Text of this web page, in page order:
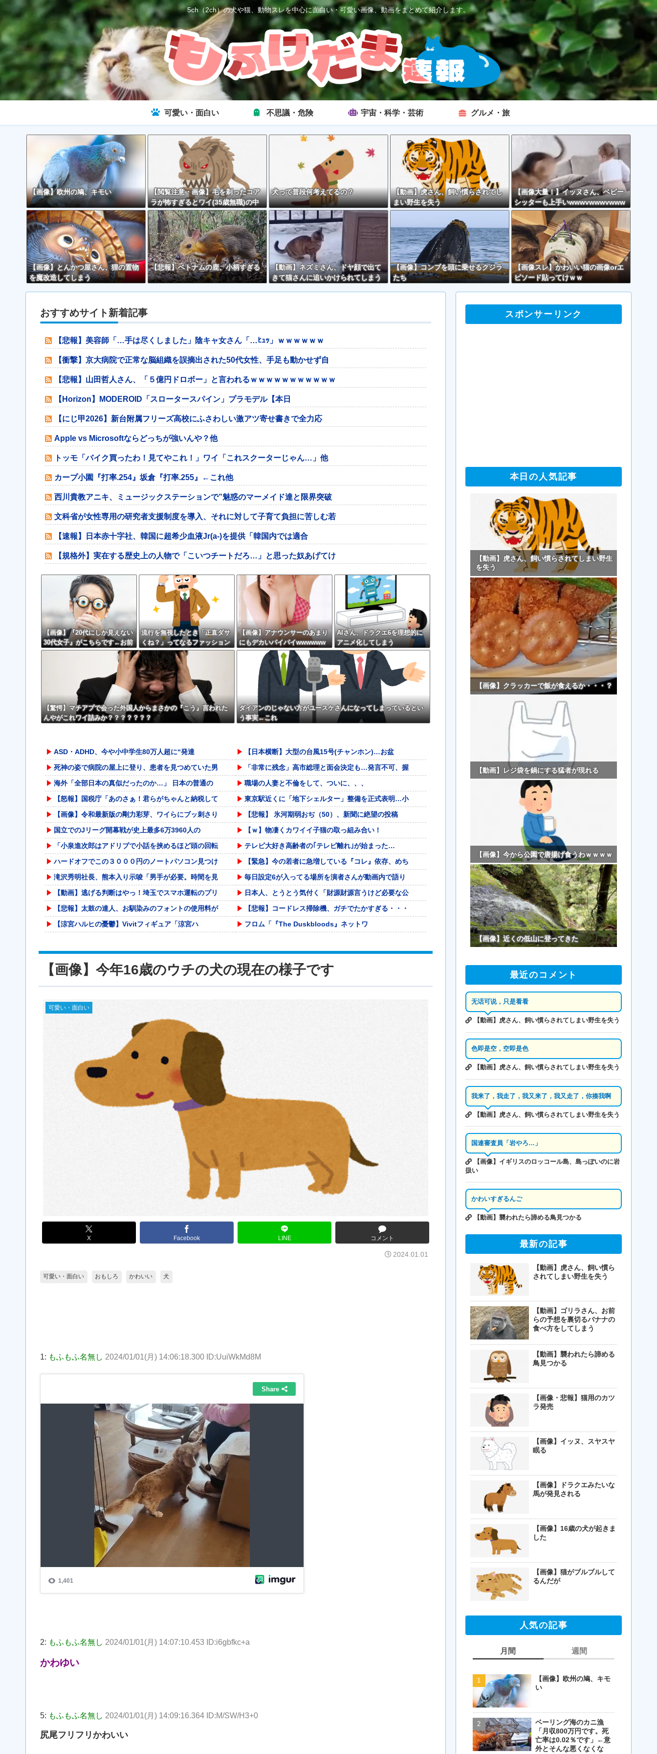
5ch（2ch）の犬や猫、動物スレを中心に面白い・可愛い画像、動画をまとめて紹介します。
可愛い・面白い 不思議・危険 宇宙・科学・芸術 グルメ・旅
【画像】欧州の鳩、キモい
【閲覧注意・画像】毛を剃ったコア
ラが怖すぎるとワイ(35歳無職)の中
で話題に
犬って普段何考えてるの？
【動画】虎さん、飼い慣らされてし
まい野生を失う
【画像大量！】イッヌさん、ベビー
シッターも上手いwwwvwwwvwww
vwwwvwww
【画像】とんかつ屋さん、狸の置物
を魔改造してしまう
【悲報】ベトナムの鹿、小柄すぎる
【動画】ネズミさん、ドヤ顔で出て
きて猫さんに追いかけられてしまう
【画像】コンブを頭に乗せるクジラ
たち
【画像スレ】かわいい猫の画像orエ
ピソード貼ってけｗｗ
おすすめサイト新着記事
【悲報】美容師「…手は尽くしました」陰キャ女さん「…ﾋｭｯ」ｗｗｗｗｗｗ
【衝撃】京大病院で正常な脳組織を誤摘出された50代女性、手足も動かせず自
【悲報】山田哲人さん、「５億円ドロボー」と言われるｗｗｗｗｗｗｗｗｗｗｗ
【Horizon】MODEROID「スロータースパイン」プラモデル【本日
【にじ甲2026】新台附属フリーズ高校にふさわしい激アツ寄せ書きで全力応
Apple vs Microsoftならどっちが強いんや？他
トッモ「バイク買ったわ！見てやこれ！」ワイ「これスクーターじゃん…」他
カープ小園『打率.254』坂倉『打率.255』←これ他
西川貴教アニキ、ミュージックステーションで”魅惑のマーメイド達と限界突破
文科省が女性専用の研究者支援制度を導入、それに対して子育て負担に苦しむ若
【速報】日本赤十字社、韓国に超希少血液Jr(a-)を提供「韓国内では適合
【規格外】実在する歴史上の人物で「こいつチートだろ…」と思った奴あげてけ
【画像】『20代にしか見えない
30代女子』がこちらです←お前
らから見てどう？？？？？？？
流行を無視したとき「正直ダサ
くね？」ってなるファッション
上げてけ
【画像】アナウンサーのあまり
にもデカいパイパイwwwwww
ww
AIさん、ドラクエ6を理想的に
アニメ化してしまう
【驚愕】マチアプで会った外国人からまさかの『こう』言われた
んやがこれワイ詰みか？？？？？？？
ダイアンのじゃない方がユースケさんになってしまっているとい
う事実←これ
ASD・ADHD、今や小中学生80万人超に“発達
【日本横断】大型の台風15号(チャンホン)…お盆
死神の姿で病院の屋上に登り、患者を見つめていた男
「非常に残念」高市総理と面会決定も…発言不可、握
海外「全部日本の真似だったのか…」 日本の普通の
職場の人妻と不倫をして、ついに、、、
【怒報】国税庁「あのさぁ！君らがちゃんと納税して
東京駅近くに「地下シェルター」整備を正式表明…小
【画像】令和最新版の剛力彩芽、ワイらにブッ刺さり
【悲報】 氷河期弱おぢ（50）、新聞に絶望の投稿
国立でのJリーグ開幕戦が史上最多6万3960人の
【ｗ】物凄くカワイイ子猫の取っ組み合い！
「小泉進次郎はアドリブで小話を挟めるほど頭の回転
テレビ大好き高齢者の｢テレビ離れ｣が始まった…
ハードオフでこの３０００円のノートパソコン見つけ
【緊急】今の若者に急増している『コレ』依存、めち
滝沢秀明社長、熊本入り示唆「男手が必要。時間を見
毎日設定6が入ってる場所を演者さんが動画内で語り
【動画】逃げる判断はやっ！埼玉でスマホ運転のプリ
日本人、とうとう気付く「財源財源言うけど必要な公
【悲報】太鼓の達人、お馴染みのフォントの使用料が
【悲報】コードレス掃除機、ガチでたかすぎる・・・
【涼宮ハルヒの憂鬱】Vivitフィギュア「涼宮ハ
フロム「『The Duskbloods』ネットワ
【悲報】 ワイ(33)、明日嫁(34)と妊活しな
【悲報】日本のライオンさん、ガチで溶けるwww
コルトン・ハータのF1参戦の可能性が消滅したらし
【衝撃】マツコ・デラックス「バスタオル、何日使う
【怒報】国税庁「あのさぁ！君らがちゃんと納税して
高配当をうたった「みんなで大家さん」→実態は28
【悲報】イチローさんの晩年（2011-2019）
【爆笑ｗ】バッグひったくりを試みた男、バイクを盗
海外「日本なんて行くんじゃなかった…」 日本を知
生食が最悪最凶なのって豚肉らしいな
【画像】真のジャグラー演者さんの姿がカッコいいｗ
『おんｊ民の夏休み』2026
【画像】今年16歳のウチの犬の現在の様子です
可愛い・面白い
X Facebook LINE コメント
2024.01.01
可愛い・面白い おもしろ かわいい 犬
1: もふもふ名無し 2024/01/01(月) 14:06:18.300 ID:UuiWkMd8M
2: もふもふ名無し 2024/01/01(月) 14:07:10.453 ID:i6gbfkc+a
かわゆい
5: もふもふ名無し 2024/01/01(月) 14:09:16.364 ID:M/SW/H3+0
尻尾フリフリかわいい
スポンサーリンク
本日の人気記事
【動画】虎さん、飼い慣らされてしまい野生
を失う
【画像】クラッカーで飯が食えるか・・・？
【動画】レジ袋を鍋にする猛者が現れる
【画像】今から公園で唐揚げ食うわｗｗｗｗ
【画像】近くの低山に登ってきた
最近のコメント
无话可说，只是看看
【動画】虎さん、飼い慣らされてしまい野生を失う
色即是空，空即是色
【動画】虎さん、飼い慣らされてしまい野生を失う
我来了，我走了，我又来了，我又走了，你揍我啊
【動画】虎さん、飼い慣らされてしまい野生を失う
国連審査員「岩やろ…」
【画像】イギリスのロッコール島、島っぽいのに岩
扱い
かわいすぎるんご
【動画】襲われたら諦める鳥見つかる
最新の記事
【動画】虎さん、飼い慣ら
されてしまい野生を失う
【動画】ゴリラさん、お前
らの予想を裏切るバナナの
食べ方をしてしまう
【動画】襲われたら諦める
鳥見つかる
【画像・悲報】猫用のカツ
ラ発売
【画像】イッヌ、スヤスヤ
眠る
【画像】ドラクエみたいな
馬が発見される
【画像】16歳の犬が起きま
した
【画像】猫がブルブルして
るんだが
人気の記事
月間
【画像】欧州の鳩、キモ
い
ベーリング海のカニ漁
「月収800万円です。死
亡率は0.02％です」←意
外とそんな悪くなくな
週間
【閲覧注意・画像】毛を
【画像】欧州の鳩、キモ
い